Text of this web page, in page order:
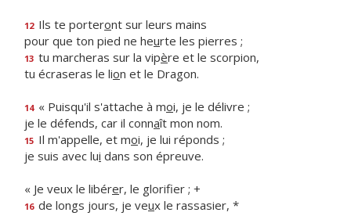
12 Ils te porteront sur leurs mains
pour que ton pied ne heurte les pierres ;
13 tu marcheras sur la vipère et le scorpion,
tu écraseras le lion et le Dragon.
14 « Puisqu'il s'attache à moi, je le délivre ;
je le défends, car il connaît mon nom.
15 Il m'appelle, et moi, je lui réponds ;
je suis avec lui dans son épreuve.
« Je veux le libérer, le glorifier ; +
16 de longs jours, je veux le rassasier, *